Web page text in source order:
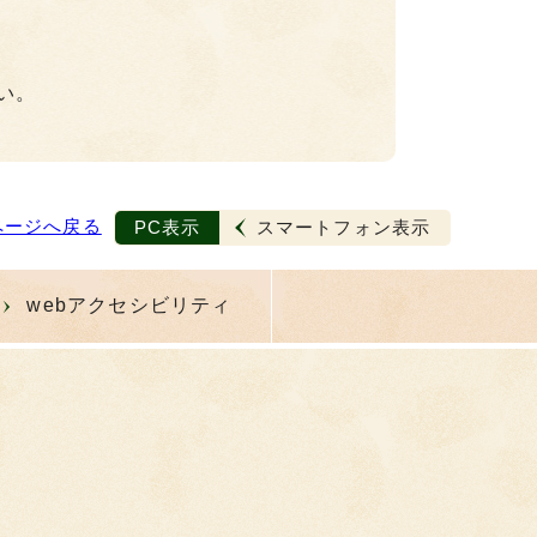
。
ジへ戻る PC表示 スマートフォン表示
webアクセシビリティ